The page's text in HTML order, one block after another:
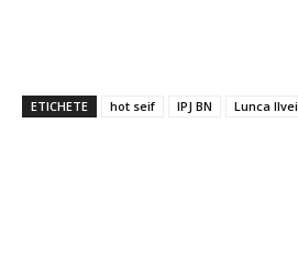
ETICHETE hot seif IPJ BN Lunca Ilvei